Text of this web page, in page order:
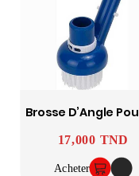
Prix
17,000 TND
Acheter